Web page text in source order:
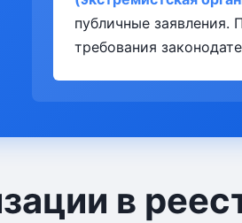
публичные заявления.
требования
в